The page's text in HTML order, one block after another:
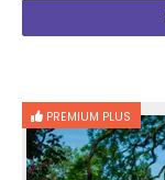
PREMIUM PLUS